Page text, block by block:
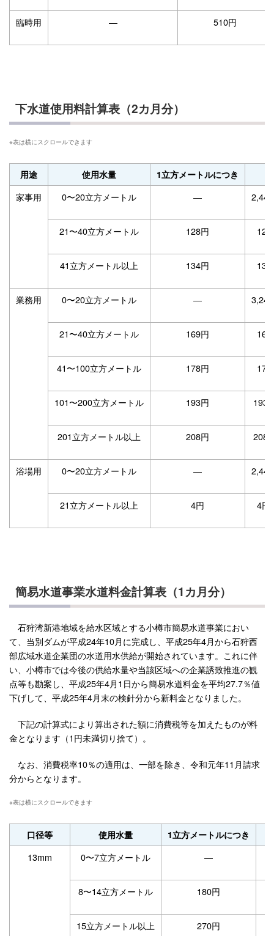
臨時用 ― 510円
下水道使用料計算表（2カ月分）
用途 使用水量 1立方メートルにつき
家事用 0〜20立方メートル ―
21〜40立方メートル 128円
41立方メートル以上 134円
業務用 0〜20立方メートル ―
21〜40立方メートル 169円
41〜100立方メートル 178円
101〜200立方メートル 193円 193
201立方メートル以上 208円 208
浴場用 0〜20立方メートル ―
21立方メートル以上 4円 4円
簡易水道事業水道料金計算表（1カ月分）
石狩湾新港地域を給水区域とする小樽市簡易水道事業におい
て、当別ダムが平成24年10月に完成し、平成25年4月から石狩西
部広域水道企業団の水道用水供給が開始されています。これに伴
い、小樽市では今後の供給水量や当該区域への企業誘致推進の観
点等も勘案し、平成25年4月1日から簡易水道料金を平均27.7％値
下げして、平成25年4月末の検針分から新料金となりました。
下記の計算式により算出された額に消費税等を加えたものが料
金となります（1円未満切り捨て）。
なお、消費税率10％の適用は、一部を除き、令和元年11月請求
分からとなります。
口径等 使用水量 1立方メートルにつき
13mm 0〜7立方メートル ―
8〜14立方メートル 180円
15立方メートル以上 270円